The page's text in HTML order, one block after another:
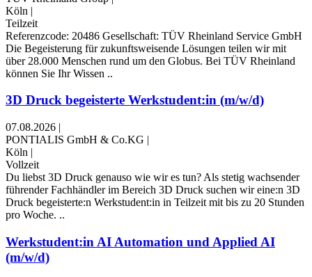
Köln |
Teilzeit
Referenzcode: 20486 Gesellschaft: TÜV Rheinland Service GmbH
Die Begeisterung für zukunftsweisende Lösungen teilen wir mit
über 28.000 Menschen rund um den Globus. Bei TÜV Rheinland
können Sie Ihr Wissen ..
3D Druck begeisterte Werkstudent:in (m/w/d)
07.08.2026 |
PONTIALIS GmbH & Co.KG |
Köln |
Vollzeit
Du liebst 3D Druck genauso wie wir es tun? Als stetig wachsender
führender Fachhändler im Bereich 3D Druck suchen wir eine:n 3D
Druck begeisterte:n Werkstudent:in in Teilzeit mit bis zu 20 Stunden
pro Woche. ..
Werkstudent:in AI Automation und Applied AI
(m/w/d)